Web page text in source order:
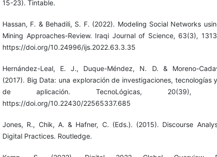
15-23). Tintable.
Hassan, F. & Behadili, S. F. (2022). Modeling Social Networks
Mining Approaches-Review. Iraqi Journal of Science, 63(3),
https://doi.org/10.24996/ijs.2022.63.3.35
Hernández-Leal, E. J., Duque-Méndez, N. D. & Moreno-
(2017). Big Data: una exploración de investigaciones, tecnologías
de aplicación. TecnoLógicas, 20(39),
https://doi.org/10.22430/22565337.685
Jones, R., Chik, A. & Hafner, C. (Eds.). (2015). Discourse
Digital Practices. Routledge.